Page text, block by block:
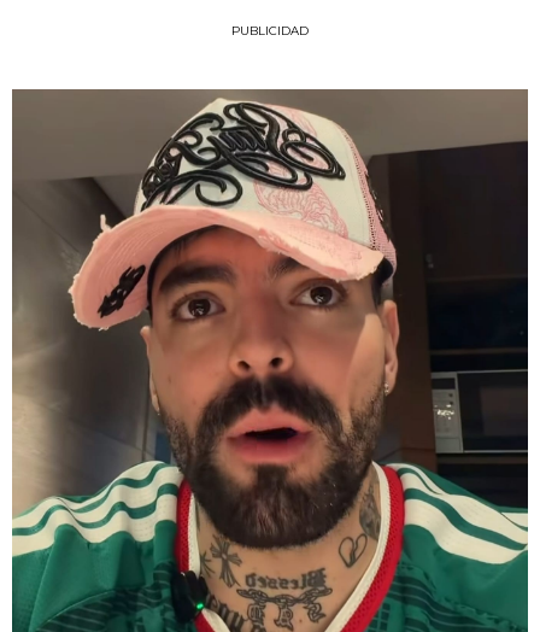
PUBLICIDAD